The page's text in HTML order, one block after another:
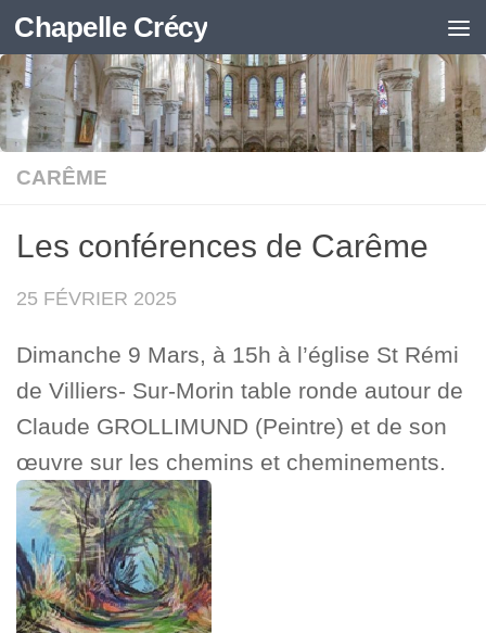
Skip to content
Chapelle Crécy
CARÊME
Les conférences de Carême
25 FÉVRIER 2025
Dimanche 9 Mars, à 15h à l’église St Rémi
de Villiers- Sur-Morin table ronde autour de
Claude GROLLIMUND (Peintre) et de son
œuvre sur les chemins et cheminements.